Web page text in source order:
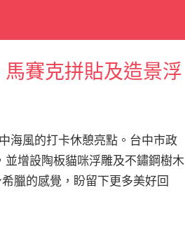
賽克拼貼及造景浮
海風的打卡休憩亮點。台中市政
增設陶板貓咪浮雕及不鏽鋼樹木
臘的感覺，盼留下更多美好回